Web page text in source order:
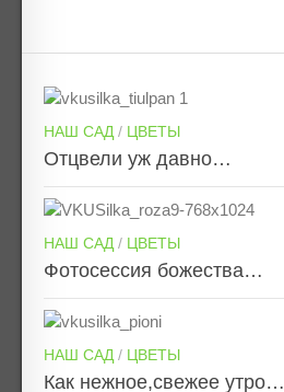
НАШ САД / ЦВЕТЫ
Отцвели уж давно…
НАШ САД / ЦВЕТЫ
Фотосессия божества…
НАШ САД / ЦВЕТЫ
Как нежное,свежее утро…